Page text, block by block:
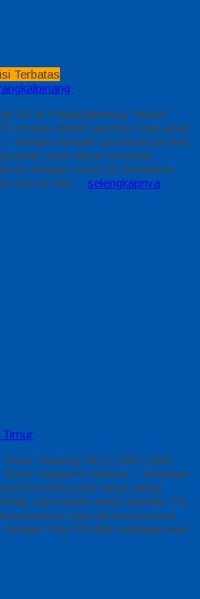
Terbatas
SD di Pangkalpinang Murah
di atas adalah gambar toga anak
Bangka dengan spesikasi produk
jenis bahan bestway
dengan varisi list berwarna
dua list dan… selengkapnya
Timur
Hubungi 0812-2282-1060
Sulawesi Selatan – Temukan
komplet pada harga paling
kami kasih untuk sekolah TK,
penawaran Special semua level
Fitur Produk sebagaimana